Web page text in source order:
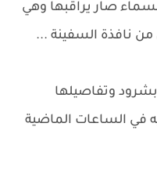
صار يراقبها وهي
من نافذة السفينة ...
وتفاصيلها
في الساعات الماضية